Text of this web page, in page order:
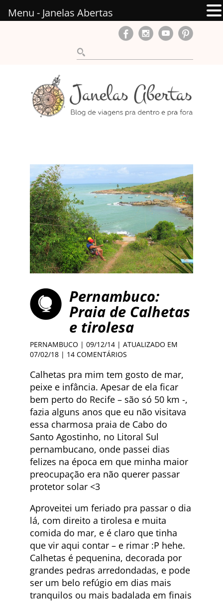
Pernambuco:
Praia de Calhetas
e tirolesa
PERNAMBUCO | 09/12/14 | ATUALIZADO EM
07/02/18 | 14 COMENTÁRIOS
Calhetas pra mim tem gosto de mar,
peixe e infância. Apesar de ela ficar
bem perto do Recife – são só 50 km -,
fazia alguns anos que eu não visitava
essa charmosa praia de Cabo do
Santo Agostinho, no Litoral Sul
pernambucano, onde passei dias
felizes na época em que minha maior
preocupação era não querer passar
protetor solar <3
Aproveitei um feriado pra passar o dia
lá, com direito a tirolesa e muita
comida do mar, e é claro que tinha
que vir aqui contar – e rimar :P hehe.
Calhetas é pequenina, decorada por
grandes pedras arredondadas, e pode
ser um belo refúgio em dias mais
tranquilos ou mais badalada em finais
Menu - Janelas Abertas